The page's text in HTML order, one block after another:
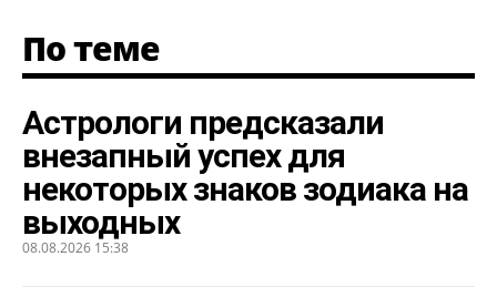
По теме
Астрологи предсказали
внезапный успех для
некоторых знаков зодиака на
выходных
08.08.2026 15:38